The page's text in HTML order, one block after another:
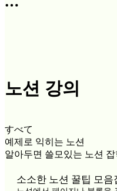
노션 강의
すべて
예제로 익히는 노션
알아두면 쓸모있는 노션 잡
소소한 노션 꿀팁 모